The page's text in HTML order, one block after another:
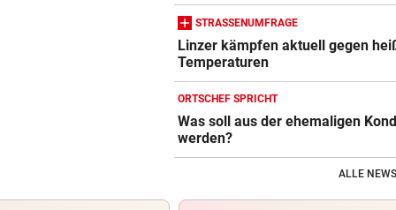
STRASSENUMFRAGE
Linzer kämpfen aktuell gegen
Temperaturen
ORTSCHEF SPRICHT
Was soll aus der ehemaligen
werden?
ALLE